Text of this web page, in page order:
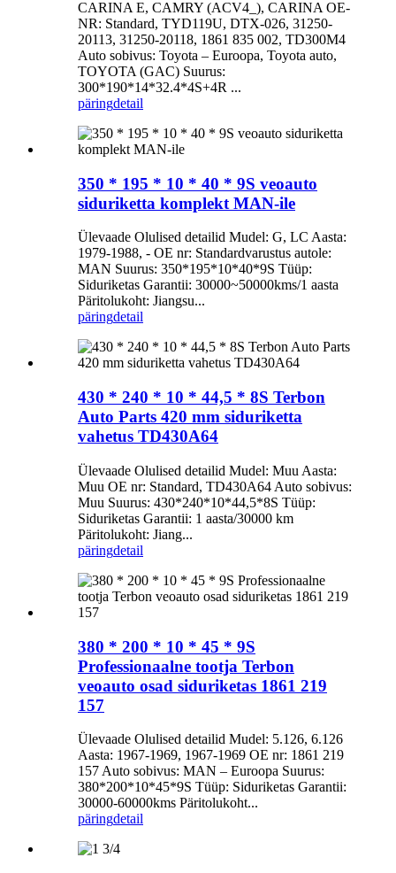
CARINA E, CAMRY (ACV4_), CARINA OE-
NR: Standard, TYD119U, DTX-026, 31250-
20113, 31250-20118, 1861 835 002, TD300M4
Auto sobivus: Toyota – Euroopa, Toyota auto,
TOYOTA (GAC) Suurus:
300*190*14*32.4*4S+4R ...
päringdetail
350 * 195 * 10 * 40 * 9S veoauto
siduriketta komplekt MAN-ile
Ülevaade Olulised detailid Mudel: G, LC Aasta:
1979-1988, - OE nr: Standardvarustus autole:
MAN Suurus: 350*195*10*40*9S Tüüp:
Siduriketas Garantii: 30000~50000kms/1 aasta
Päritolukoht: Jiangsu...
päringdetail
430 * 240 * 10 * 44,5 * 8S Terbon
Auto Parts 420 mm siduriketta
vahetus TD430A64
Ülevaade Olulised detailid Mudel: Muu Aasta:
Muu OE nr: Standard, TD430A64 Auto sobivus:
Muu Suurus: 430*240*10*44,5*8S Tüüp:
Siduriketas Garantii: 1 aasta/30000 km
Päritolukoht: Jiang...
päringdetail
380 * 200 * 10 * 45 * 9S
Professionaalne tootja Terbon
veoauto osad siduriketas 1861 219
157
Ülevaade Olulised detailid Mudel: 5.126, 6.126
Aasta: 1967-1969, 1967-1969 OE nr: 1861 219
157 Auto sobivus: MAN – Euroopa Suurus:
380*200*10*45*9S Tüüp: Siduriketas Garantii:
30000-60000kms Päritolukoht...
päringdetail